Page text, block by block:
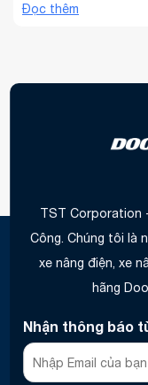
sở hữu đội ngũ kỹ
Đọc thêm
TST Corporation
Công. Chúng tôi là
xe nâng điện, xe
hãng
Nhận thông báo